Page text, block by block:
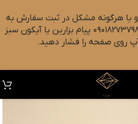
یا هرگونه مشکل در ثبت سفارش به
واتس آپ این شماره ۰۹۰۱۸۲۷۳۷۹۸ پیام بزارین یا آیکون سبز
روی صفحه را فشار دهید.